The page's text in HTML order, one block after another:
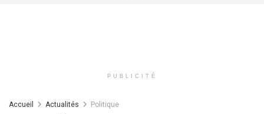
PUBLICITÉ
Accueil Actualités Politique